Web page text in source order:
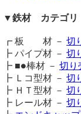
代引き決済を選
代引決済の場合
お届け時に荷物
時の領収書とな
こちらの希望する
りください。
見積依頼・注文
っております。
いただいた設計
よりメールにて
2400mm×4本
1550mm×2本
あわせて15Aソケッ
15Aキャップ16個も
また配送は個人宅に
▼鉄材 カテゴリ
┏ 板 材 － 切
┣ パイプ材 － 切
┣ ■●棒材 － 切り
┣ Ｌコ型材 － 切
┣ ＨＴ型材 － 切
┣ レール材 － 切